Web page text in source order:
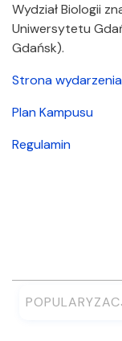
Wydział Biologii
Uniwersytetu
Gdańsk).
Strona wydarzenia
Plan Kampusu
Regulamin